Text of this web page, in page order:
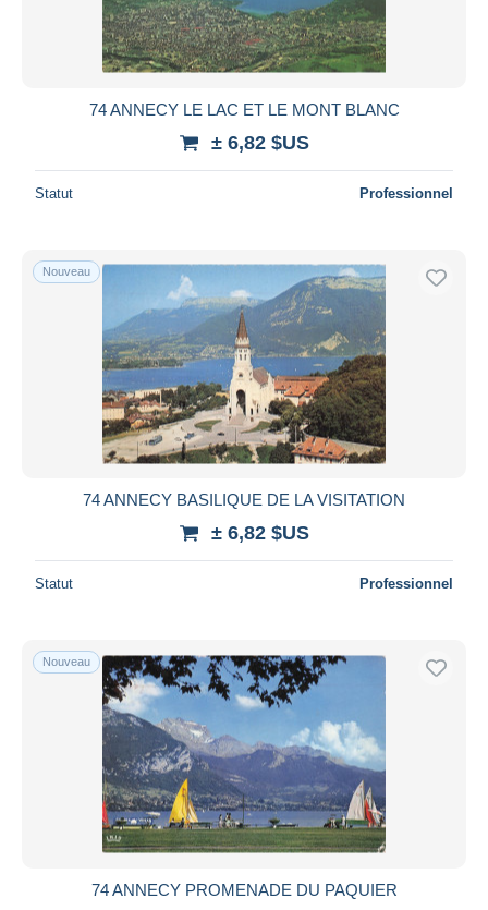
74 ANNECY LE LAC ET LE MONT BLANC
± 6,82 $US
Statut Professionnel
Nouveau
74 ANNECY BASILIQUE DE LA VISITATION
± 6,82 $US
Statut Professionnel
Nouveau
74 ANNECY PROMENADE DU PAQUIER